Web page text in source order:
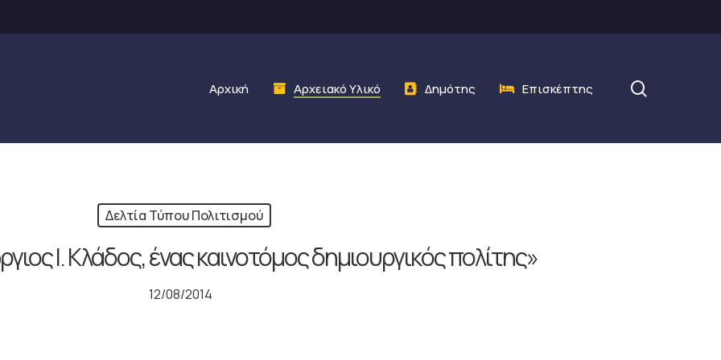
Αρχική Αρχειακό Υλικό Δημότης Επισκέπτης
Δελτία Τύπου Πολιτισμού
Ι. Κλάδος, ένας καινοτόμος δημιουργικός πολίτης»
12/08/2014